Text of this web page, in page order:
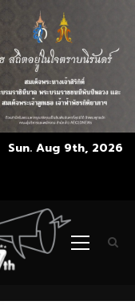
Sun. Aug 9th, 2026
Primary